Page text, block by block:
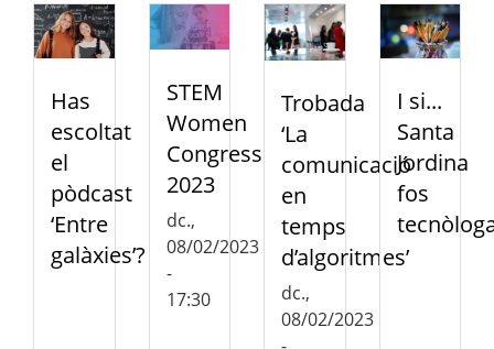
Has
escoltat
el
pòdcast
‘Entre
galàxies’?
STEM
Women
Congress
2023
dc.,
08/02/2023
-
17:30
Trobada
‘La
comunicació
en
temps
d’algoritmes’
dc.,
08/02/2023
I si...
Santa
Jordina
fos